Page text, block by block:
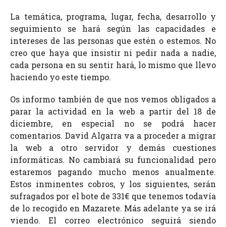
La temática, programa, lugar, fecha, desarrollo y
seguimiento se hará según las capacidades e
intereses de las personas que estén o estemos. No
creo que haya que insistir ni pedir nada a nadie,
cada persona en su sentir hará, lo mismo que llevo
haciendo yo este tiempo.
Os informo también de que nos vemos obligados a
parar la actividad en la web a partir del 18 de
diciembre, en especial no se podrá hacer
comentarios. David Algarra va a proceder a migrar
la web a otro servidor y demás cuestiones
informáticas. No cambiará su funcionalidad pero
estaremos pagando mucho menos anualmente.
Estos inminentes cobros, y los siguientes, serán
sufragados por el bote de 331€ que tenemos todavía
de lo recogido en Mazarete. Más adelante ya se irá
viendo. El correo electrónico seguirá siendo